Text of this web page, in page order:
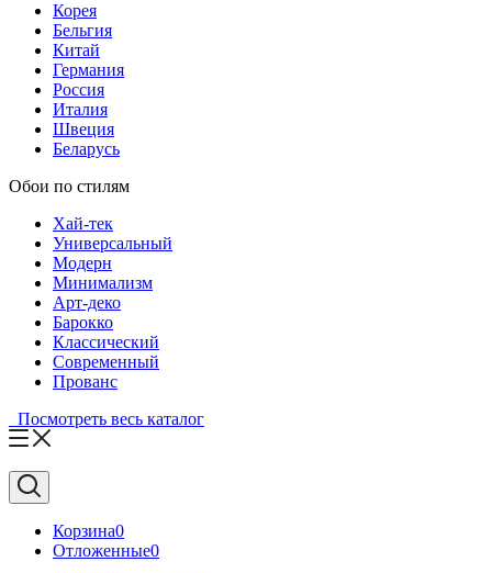
Корея
Бельгия
Китай
Германия
Россия
Италия
Швеция
Беларусь
Обои по стилям
Хай-тек
Универсальный
Модерн
Минимализм
Арт-деко
Барокко
Классический
Современный
Прованс
Посмотреть весь каталог
Корзина0
Отложенные0